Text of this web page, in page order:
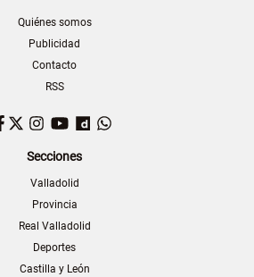
Quiénes somos
Publicidad
Contacto
RSS
Facebook
TwitterInstagram
YouTubeDailymotion
Secciones
Valladolid
Provincia
Real Valladolid
Deportes
Castilla y León